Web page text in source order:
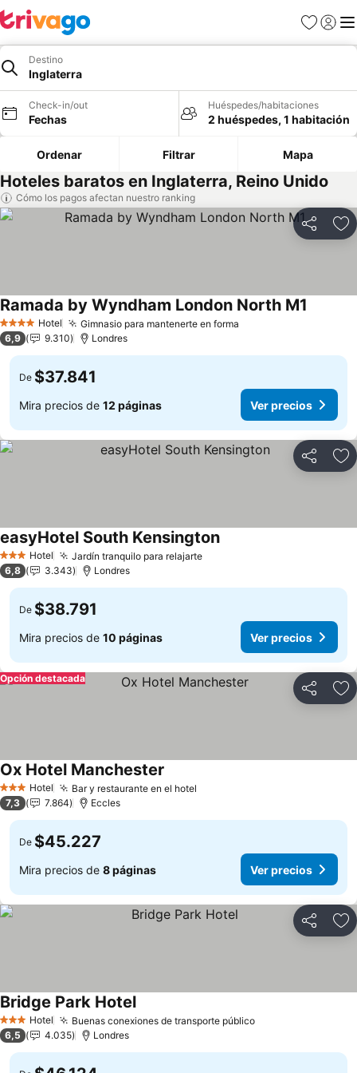
Favoritos
Iniciar
Destino
Inglaterra
Check-in/out
Fechas
Huéspedes/habitaciones
2 huéspedes, 1 habitación
Ordenar Filtrar Mapa
Hoteles baratos en Inglaterra, Reino Unido
Cómo los pagos afectan nuestro ranking
Compartir
4 EstrellasHotel Gimnasio para mantenerte en forma
Ramada by Wyndham London North M1
6,9 9.310 Londres
De $37.841
Mira precios de 12 páginas Ver precios
Compartir
3 Estrellas
Hotel Jardín tranquilo para relajarteVer precios
easyHotel South KensingtonVer precios
6,8 3.343 Londres
De $38.791
Mira precios de 10 páginas Ver precios
Compartir
Opción destacada
3 Estrellas
Hotel Bar y restaurante en el hotel
Ox Hotel Manchester
7,3 7.864 Eccles
De $45.227
Mira precios de 8 páginas Ver precios
Compartir
3 Estrellas
Hotel Buenas conexiones de transporte públicoVer precios
Bridge Park HotelVer precios
6,5 4.035 Londres